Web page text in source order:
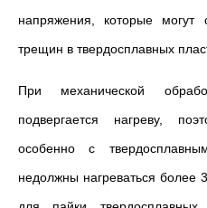
напряжения, которые могут
трещин в твердосплавных
При механической
подвергается нагреву,
особенно с
недолжны нагреваться